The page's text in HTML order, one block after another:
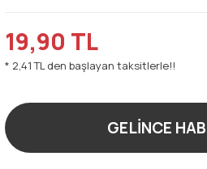
19,90 TL
* 2,41 TL den başlayan taksitlerle!!
GELİNCE